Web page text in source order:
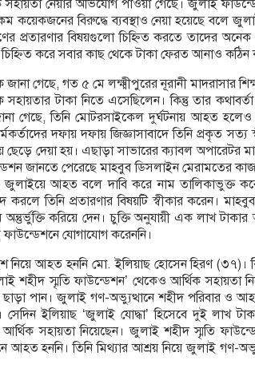
নেয়ার অভিযোগ পাওয়া গেছে। জুলাই
কয়েকজনের বিরুদ্ধে ব্যবস্থাও নেয়া হয়েছে বলে
প্রতারণার বিষয়গুলো চিহ্নিত করতে তাদের
চিহ্নিত করে সবার কাছ থেকে টাকা ফেরত আনাও
গেছে, গত ৫ মে লক্ষ্মীপুরের নূরানী
টাকা নিতে এসেছিলেন। কিন্তু তার
গেছে, তিনি মোটরসাইকেল দুর্ঘটনায় আহত
দফায় দফায় জিজ্ঞাসাবাদে তিনি প্রকৃত
ছেড়ে দেয়া হয়। এছাড়া সাভারের ক্যাবল
জানতে পেরেছে মাহবুব ডিসলাইন মেরামতের
আহত বলে দাবি করে নাম তালিকাভুক্ত
করলে তিনি প্রতারণার বিষয়টি স্বীকার করেন।
অন্তুর্ভুক্তি করিয়ে দেন। চুক্তি অনুযায়ী এক লাখ
যোগাযোগ করেননি।
আহত হননি মো. ইলিয়াছ হোসেন হিরণ (৩৭)। কিন্তু
শহীদ স্মৃতি ফাউন্ডেশন’ থেকেও আর্থিক সহায়তা
পান। জুলাই গণ-অভ্যুত্থানে শহীদ পরিবার ও আহত
সেদিন ইলিয়াছ ‘জুলাই যোদ্ধা’ হিসেবে দুই লাখ
সহায়তা নিয়েছেন। জুলাই শহীদ স্মৃতি
আহত হননি। তিনি মিথ্যার আশ্রয় নিয়ে জুলাই গণ-